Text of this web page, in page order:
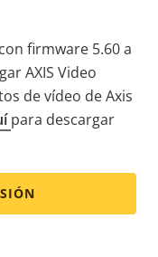
firmware 5.60 a
AXIS Video
de vídeo de Axis
para descargar